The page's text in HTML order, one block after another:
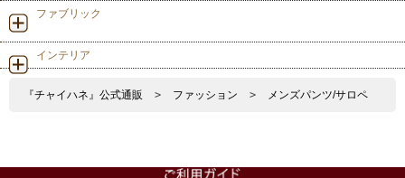
ファブリック
インテリア
『チャイハネ』公式通販 > ファッション > メンズパンツ/サロペ